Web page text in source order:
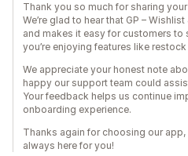
Thank you so much for sharing
We’re glad to hear that GP –
and makes it easy for customers to
you’re enjoying features like
We appreciate your honest note
happy our support team could
Your feedback helps us continue
onboarding experience.
Thanks again for choosing our app,
always here for you!